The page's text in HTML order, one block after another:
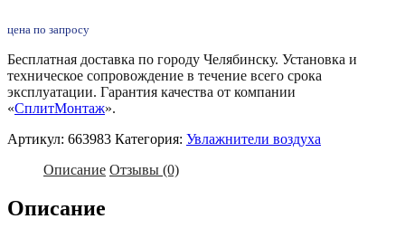
цена по запросу
Бесплатная доставка по городу Челябинску. Установка и
техническое сопровождение в течение всего срока
эксплуатации. Гарантия качества от компании
«СплитМонтаж».
Артикул: 663983 Категория: Увлажнители воздуха
Описание Отзывы (0)
Описание